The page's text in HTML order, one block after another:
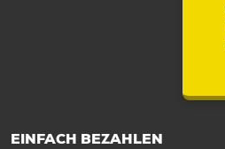
EINFACH BEZAHLEN